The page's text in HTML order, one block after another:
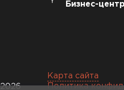
Бизнес-
Карта сайта
Политика